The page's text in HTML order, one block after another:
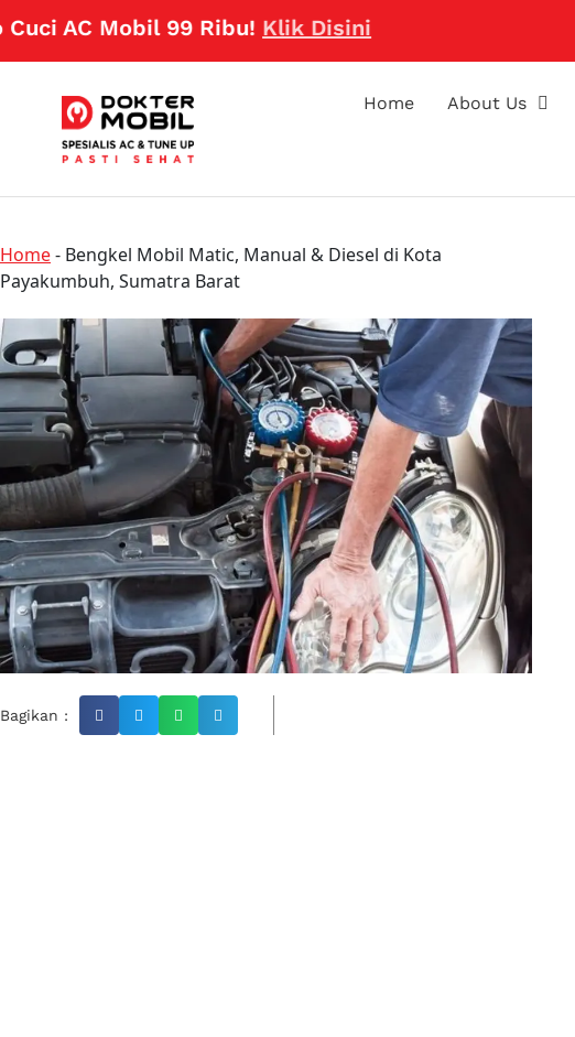
Mobil 99 Ribu!Klik Disini
Home About Us
Home- Bengkel Mobil Matic, Manual & Diesel di Kota
Payakumbuh, Sumatra Barat
Bagikan :